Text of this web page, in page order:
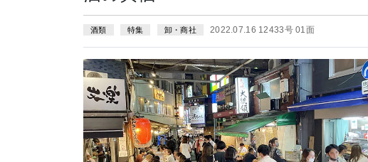
酒類 特集 卸・商社 2022.07.16 12433号 01面